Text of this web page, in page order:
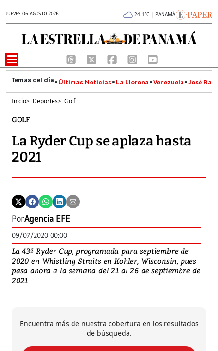
JUEVES 06 AGOSTO 2026 24.1°C | PANAMÁ
Últimas Noticias La Llorona Venezuela José
Inicio> Deportes> Golf
GOLF
La Ryder Cup se aplaza hasta
2021
PorAgencia EFE
09/07/2020 00:00
La 43ª Ryder Cup, programada para septiembre de
2020 en Whistling Straits en Kohler, Wisconsin, pues
pasa ahora a la semana del 21 al 26 de septiembre de
2021
Encuentra más de nuestra cobertura en los resultados
de búsqueda.